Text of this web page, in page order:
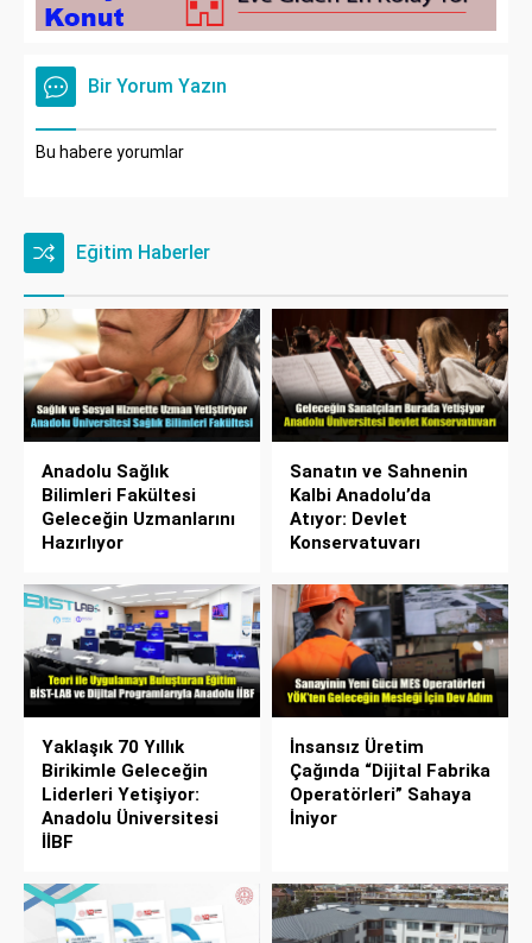
Bir Yorum Yazın
Bu habere yorumlar
Eğitim Haberler
Anadolu Sağlık
Bilimleri Fakültesi
Geleceğin Uzmanlarını
Hazırlıyor
Sanatın ve Sahnenin
Kalbi Anadolu’da
Atıyor: Devlet
Konservatuvarı
Yaklaşık 70 Yıllık
Birikimle Geleceğin
Liderleri Yetişiyor:
Anadolu Üniversitesi
İİBF
İnsansız Üretim
Çağında “Dijital Fabrika
Operatörleri” Sahaya
İniyor